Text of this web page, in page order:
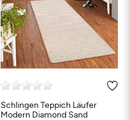
Schlingen Teppich Läufer
Modern Diamond Sand